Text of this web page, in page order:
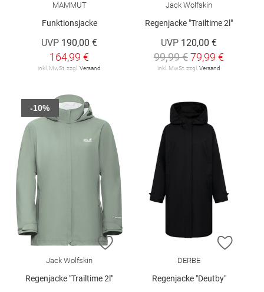
MAMMUT
Funktionsjacke
UVP 190,00 €
164,99 €
inkl. MwSt. zzgl. Versand
Jack Wolfskin
Regenjacke "Trailtime 2l"
UVP 120,00 €
99,99 €79,99 €
inkl. MwSt. zzgl. Versand
ZUR WUNSCHLISTE HINZUFÜGEN
Jack Wolfskin
Regenjacke "Trailtime 2l"
-10%
ZUR
DERBE
Regenjacke "Deutby"